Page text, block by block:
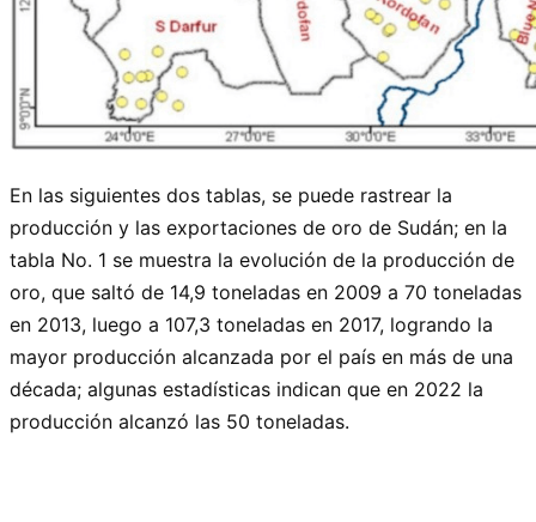
En las siguientes dos tablas, se puede rastrear la
producción y las exportaciones de oro de Sudán; en la
tabla No. 1 se muestra la evolución de la producción de
oro, que saltó de 14,9 toneladas en 2009 a 70 toneladas
en 2013, luego a 107,3 ​​toneladas en 2017, logrando la
mayor producción alcanzada por el país en más de una
década; algunas estadísticas indican que en 2022 la
producción alcanzó las 50 toneladas.